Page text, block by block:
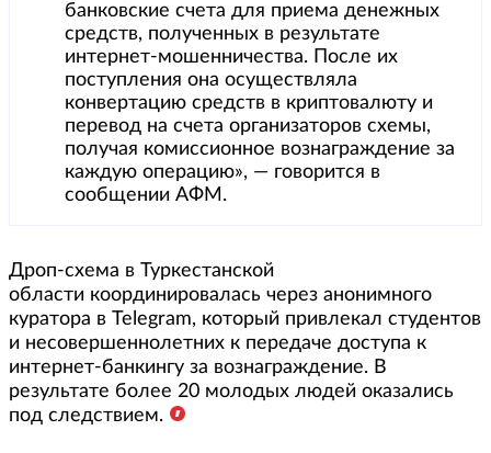
банковские счета для приема денежных
средств, полученных в результате
интернет-мошенничества. После их
поступления она осуществляла
конвертацию средств в криптовалюту и
перевод на счета организаторов схемы,
получая комиссионное вознаграждение за
каждую операцию», — говорится в
сообщении АФМ.
Дроп-схема в Туркестанской
области координировалась через анонимного
куратора в Telegram, который привлекал студентов
и несовершеннолетних к передаче доступа к
интернет-банкингу за вознаграждение. В
результате более 20 молодых людей оказались
под следствием.